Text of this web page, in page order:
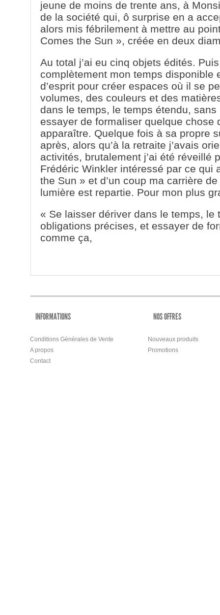
jeune de moins de trente ans, à
de la société qui, ô surprise en a
alors mis fébrilement à mettre au
Comes the Sun », créée en deux
Au total j’ai eu cinq objets édités.
complètement mon temps disponible
d’esprit pour créer espaces où il se
volumes, des couleurs et des
dans le temps, le temps étendu,
essayer de formaliser quelque chose
apparaître. Quelque fois à sa propre
après, alors qu’à la retraite j’avais
activités, brutalement j’ai été réveillé
Frédéric Winkler intéressé par ce qui
the Sun » et d’un coup ma carrière
lumière est repartie. Pour mon plus
« Se laisser dériver dans le temps, le
obligations précises, et essayer de
comme ça,
INFORMATIONS
Conditions Générales de Vente
A propos
Contact
NOS OFFRES
Nouveaux produits
Promotions